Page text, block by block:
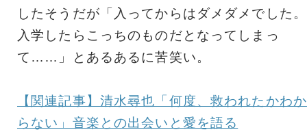
したそうだが「入ってからはダメダメでした。
入学したらこっちのものだとなってしまっ
て……」とあるあるに苦笑い。
【関連記事】清水尋也「何度、救われたかわか
らない」音楽との出会いと愛を語る